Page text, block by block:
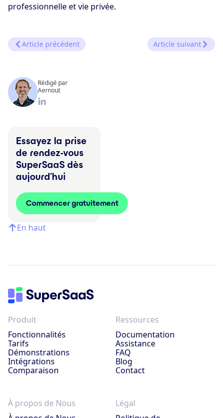
professionnelle et vie privée.
Article précédent Article suivant
Rédigé par
Aernout
Essayez la prise
de rendez-vous
SuperSaaS dès
aujourd’hui
Commencer gratuitement
En haut
Produit
Fonctionnalités
Tarifs
Démonstrations
Intégrations
Comparaison
Ressources
Documentation
Assistance
FAQ
Blog
Contact
À propos de Nous
Légal